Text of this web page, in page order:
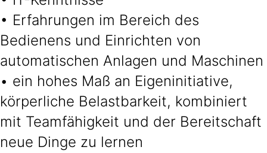
• Erfahrungen im Bereich des
Bedienens und Einrichten von
automatischen Anlagen und Maschinen
• ein hohes Maß an Eigeninitiative,
körperliche Belastbarkeit, kombiniert
mit Teamfähigkeit und der Bereitschaft
neue Dinge zu lernen